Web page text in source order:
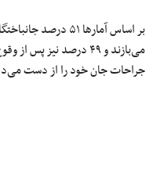
بر اساس آمارها ۵۱
می‌بازند و ۴٩ درصد نیز
جراحات جان خود را از دست